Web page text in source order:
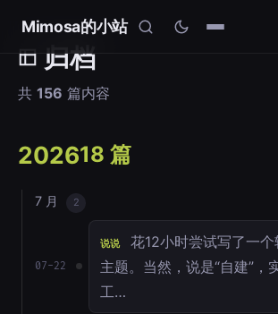
Mimosa的小站
归档
共 156 篇内容
202618 篇
7 月 2
07-22
说说
花12小时尝试写了一
主题。当然，说是“自建”，
工…